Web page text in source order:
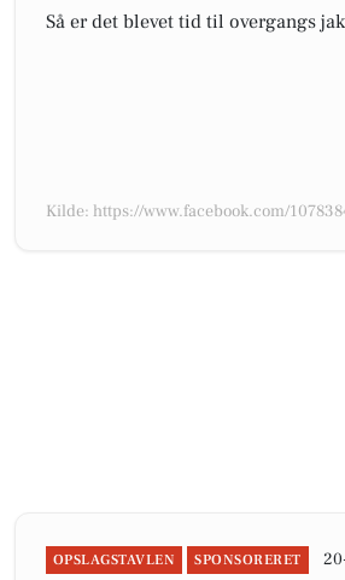
Så er det blevet tid til overgangs
Kilde: https://www.facebook.com/
OPSLAGSTAVLEN SPONSORERET